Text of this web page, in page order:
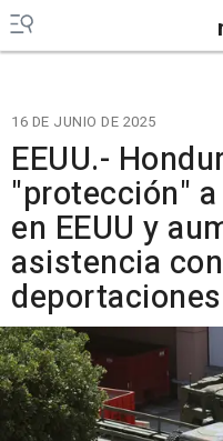
16 DE JUNIO DE 2025
EEUU.-
"protección"
en EEUU y
asistencia
deportaciones